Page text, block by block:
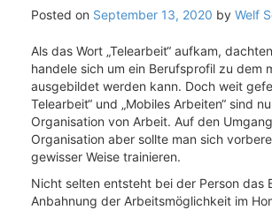
Posted on September 13, 2020 by Welf
Als das Wort „Telearbeit“ aufkam,
handele sich um ein Berufsprofil zu dem
ausgebildet werden kann. Doch weit
Telearbeit“ und „Mobiles Arbeiten“ sind
Organisation von Arbeit. Auf den
Organisation aber sollte man sich
gewisser Weise trainieren.
Nicht selten entsteht bei der Person das
Anbahnung der Arbeitsmöglichkeit im